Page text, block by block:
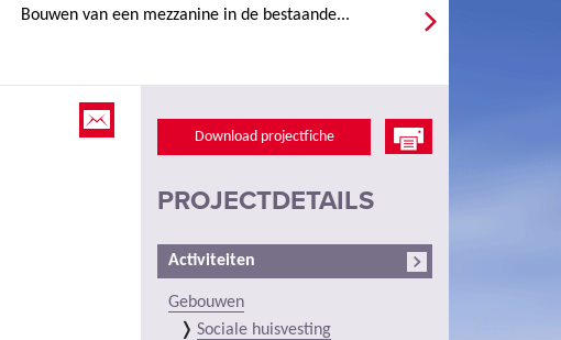
Bouwen van een mezzanine in de bestaande...
Download projectfiche
PROJECTDETAILS
Activiteiten
Gebouwen
Sociale huisvesting